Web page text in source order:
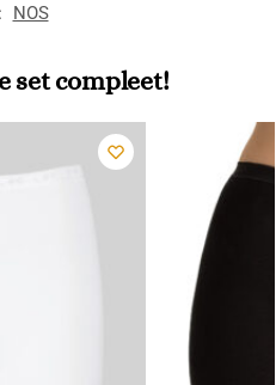
NOS
set compleet!